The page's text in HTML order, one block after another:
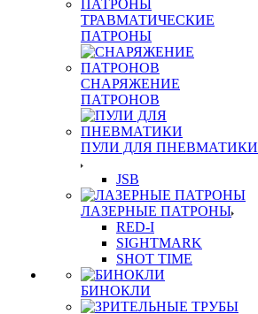
ТРАВМАТИЧЕСКИЕ
ПАТРОНЫ
СНАРЯЖЕНИЕ
ПАТРОНОВ
ПУЛИ ДЛЯ ПНЕВМАТИКИ
JSB
ЛАЗЕРНЫЕ ПАТРОНЫ
RED-I
SIGHTMARK
SHOT TIME
БИНОКЛИ